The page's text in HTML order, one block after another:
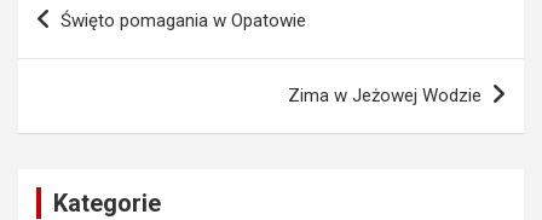
wpisu
Święto pomagania w Opatowie
Zima w Jeżowej Wodzie
Kategorie